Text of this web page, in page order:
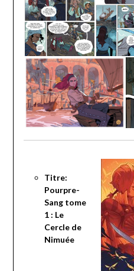
Titre:
Pourpre-
Sang tome
1 : Le
Cercle de
Nimuée